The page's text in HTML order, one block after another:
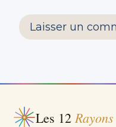
Les 12